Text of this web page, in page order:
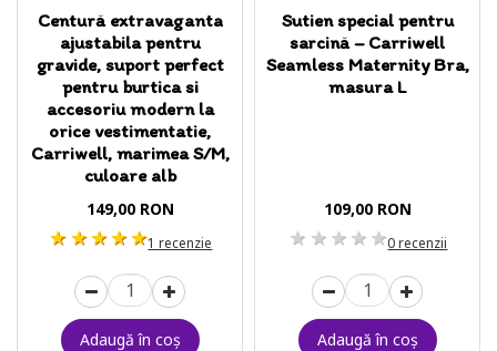
Centură extravaganta
ajustabila pentru
gravide, suport perfect
pentru burtica si
accesoriu modern la
orice vestimentatie,
Carriwell, marimea S/M,
culoare alb
149,00 RON
5 stele
4 stele
3 stele
2 stele
1 stea 1 recenzie
Adaugă în coş
Sutien special pentru
sarcină – Carriwell
Seamless Maternity Bra,
masura L
109,00 RON
5 stele
4 stele
3 stele
2 stele
1 stea 0 recenzii
Adaugă în coş